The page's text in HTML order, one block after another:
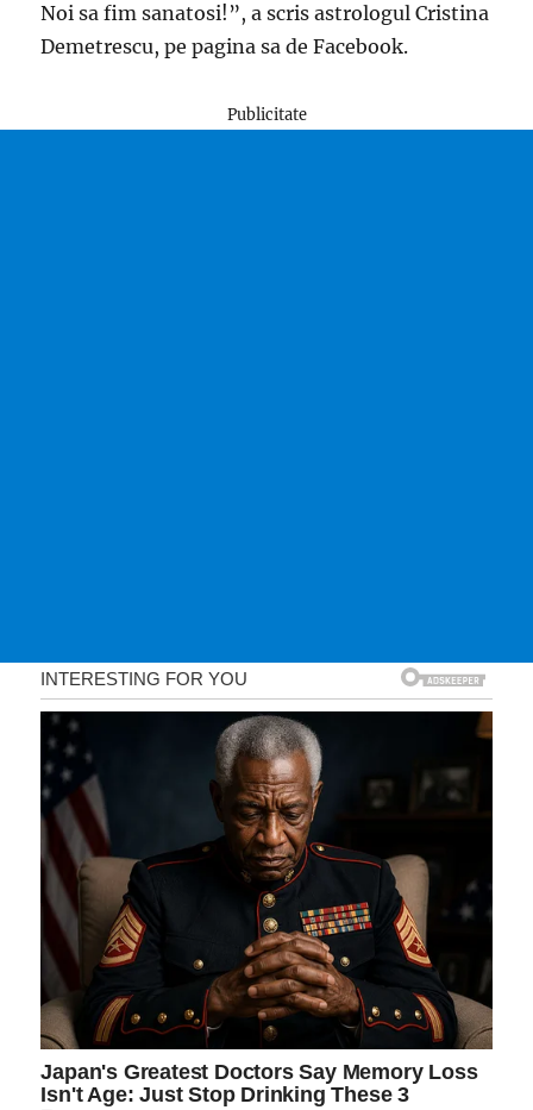
Noi sa fim sanatosi!”, a scris astrologul Cristina
Demetrescu, pe pagina sa de Facebook.
Publicitate